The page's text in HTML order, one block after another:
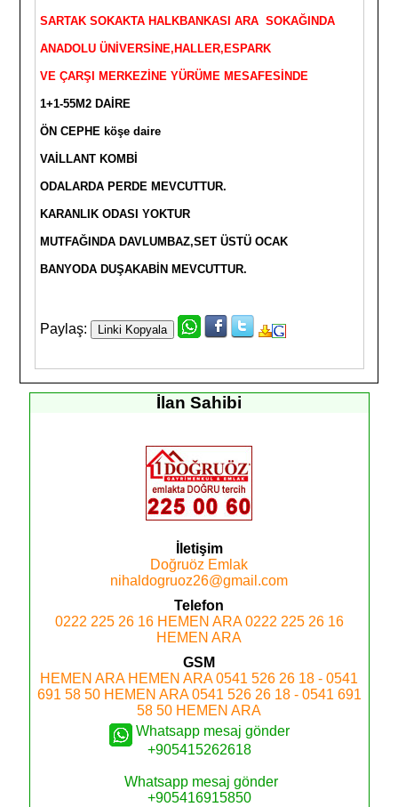
SARTAK SOKAKTA HALKBANKASI ARA SOKAĞINDA
ANADOLU ÜNİVERSİNE,HALLER,ESPARK
VE ÇARŞI MERKEZİNE YÜRÜME MESAFESİNDE
1+1-55M2 DAİRE
ÖN CEPHE köşe daire
VAİLLANT KOMBİ
ODALARDA PERDE MEVCUTTUR.
KARANLIK ODASI YOKTUR
MUTFAĞINDA DAVLUMBAZ,SET ÜSTÜ OCAK
BANYODA DUŞAKABİN MEVCUTTUR.
Paylaş:
İlan Sahibi
İletişim
Doğruöz Emlak
nihaldogruoz26@gmail.com
Telefon
0222 225 26 16 HEMEN ARA 0222 225 26 16
HEMEN ARA
GSM
HEMEN ARA HEMEN ARA 0541 526 26 18 - 0541
691 58 50 HEMEN ARA 0541 526 26 18 - 0541 691
58 50 HEMEN ARA
Whatsapp mesaj gönder
+905415262618
Whatsapp mesaj gönder
+905416915850